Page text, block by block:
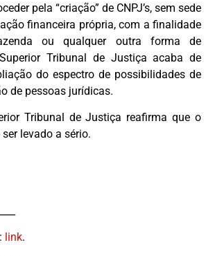
pela “criação” de CNPJ’s, sem sede
financeira própria, com a finalidade
ou qualquer outra forma de
Tribunal de Justiça acaba de
do espectro de possibilidades de
de pessoas jurídicas.
Tribunal de Justiça reafirma que o
ser levado a sério.
link.